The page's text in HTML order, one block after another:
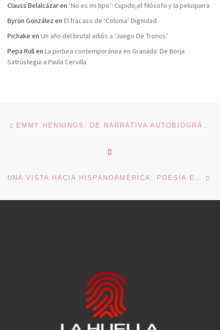
Clauss Belalcázaren ‘No es mi tipo’: Cupido,el filósofo y la peluquera
Byron González en El fracaso de ‘Colonia’ Dignidad
Pichake en Un año del brutal adiós a ‘Juego De Tronos’
Pepa Rullen La pintura contemporánea en Granada: De Borja
Satrústegui a Paula Cervilla
Navegación de entradas EMMY HENNINGS: DE NARRATIVA AUTOBIOGRÁFICA Y POESÍA